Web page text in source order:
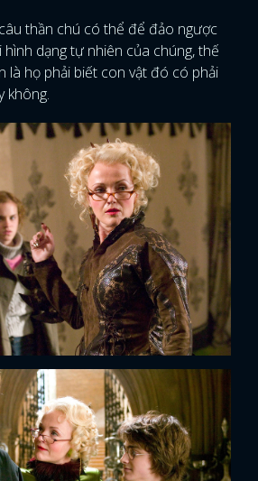
thần chú có thể để đảo ngược
hình dạng tự nhiên của chúng, thế
là họ phải biết con vật đó có phải
không.